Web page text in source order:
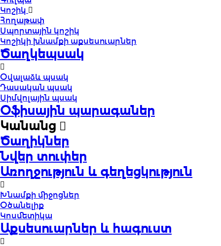
Կոշիկ
Հողաթափ
Սպորտային կոշիկ
Կոշիկի խնամքի աքսեսուարներ
Ծաղկեպսակ
Օվալաձև պսակ
Դասական պսակ
Սիմվոլային պսակ
Օֆիսային պարագաներ
Կանանց
Ծաղիկներ
Նվեր տուփեր
Առողջություն և գեղեցկություն
Խնամքի միջոցներ
Օծանելիք
Կոսմետիկա
Աքսեսուարներ և հագուստ